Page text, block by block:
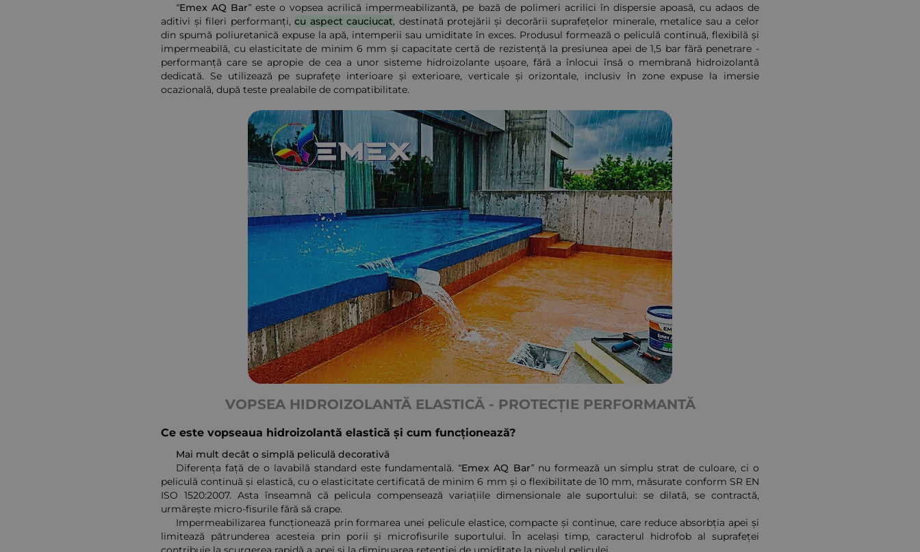
“Emex AQ Bar” este o vopsea acrilică impermeabilizantă, pe bază de polimeri acrilici în dispersie apoasă, cu adaos de
aditivi și fileri performanți,cu aspect cauciucat, destinată protejării și decorării suprafețelor minerale, metalice sau a celor
din spumă poliuretanică expuse la apă, intemperii sau umiditate în exces. Produsul formează o peliculă continuă, flexibilă și
impermeabilă, cu elasticitate de minim 6 mm și capacitate certă de rezistență la presiunea apei de 1,5 bar fără penetrare -
performanță care se apropie de cea a unor sisteme hidroizolante ușoare, fără a înlocui însă o membrană hidroizolantă
dedicată. Se utilizează pe suprafețe interioare și exterioare, verticale și orizontale, inclusiv în zone expuse la imersie
ocazională, după teste prealabile de compatibilitate.
VOPSEA HIDROIZOLANTĂ ELASTICĂ - PROTECȚIE PERFORMANTĂ
Ce este vopseaua hidroizolantă elastică și cum funcționează?
Mai mult decât o simplă peliculă decorativă
Diferența față de o lavabilă standard este fundamentală. “Emex AQ Bar”nu formează un simplu strat de culoare, ci o
peliculă continuă și elastică, cu o elasticitate certificată de minim 6 mm și o flexibilitate de 10 mm, măsurate conform SR EN
ISO 1520:2007. Asta înseamnă că pelicula compensează variațiile dimensionale ale suportului: se dilată, se contractă,
urmărește micro-fisurile fără să crape.
Impermeabilizarea funcționează prin formarea unei pelicule elastice, compacte și continue, care reduce absorbția apei și
limitează pătrunderea acesteia prin porii și microfisurile suportului. În același timp, caracterul hidrofob al suprafeței